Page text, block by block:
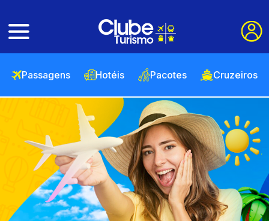
Passagens Hotéis Pacotes Cruzeiros